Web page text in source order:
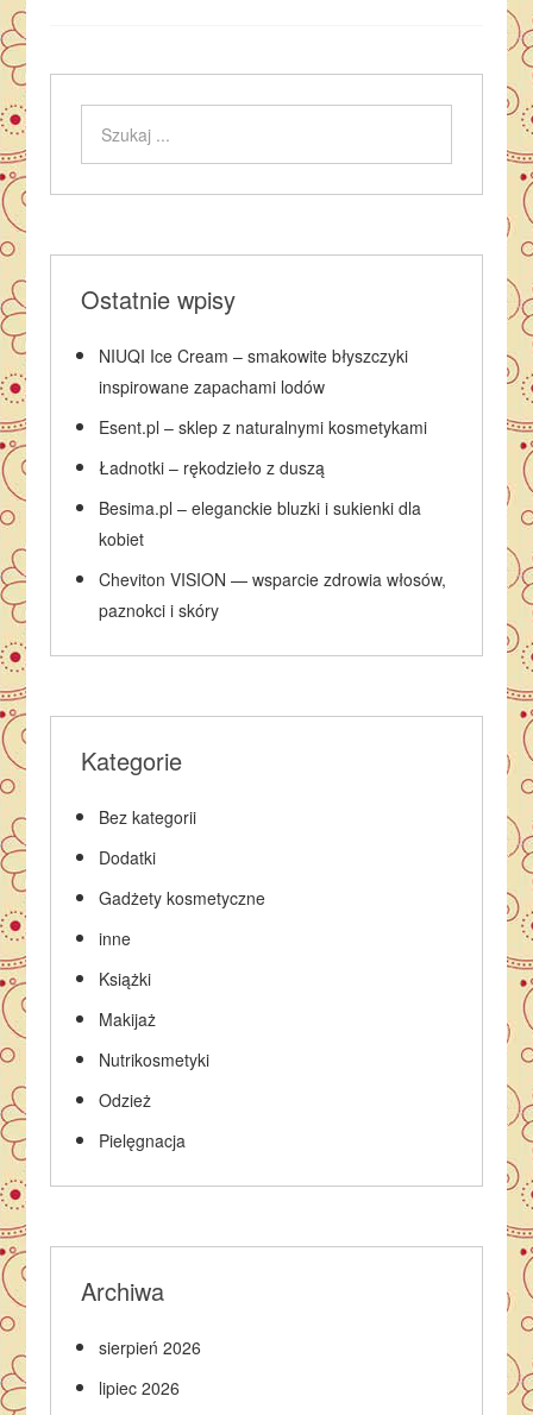
Ostatnie wpisy
NIUQI Ice Cream – smakowite błyszczyki
inspirowane zapachami lodów
Esent.pl – sklep z naturalnymi kosmetykami
Ładnotki – rękodzieło z duszą
Besima.pl – eleganckie bluzki i sukienki dla
kobiet
Cheviton VISION — wsparcie zdrowia włosów,
paznokci i skóry
Kategorie
Bez kategorii
Dodatki
Gadżety kosmetyczne
inne
Książki
Makijaż
Nutrikosmetyki
Odzież
Pielęgnacja
Archiwa
sierpień 2026
lipiec 2026